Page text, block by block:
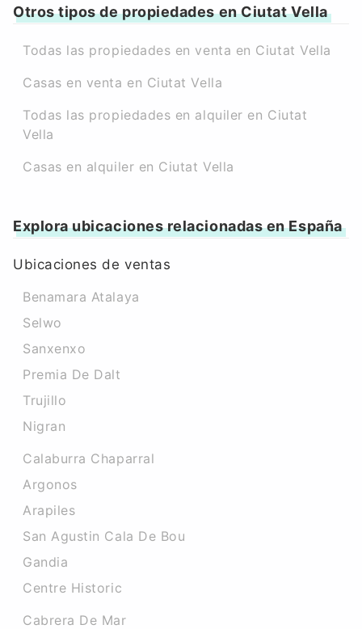
Otros tipos de propiedades en Ciutat Vella
Todas las propiedades en venta en Ciutat Vella
Casas en venta en Ciutat Vella
Todas las propiedades en alquiler en Ciutat
Vella
Casas en alquiler en Ciutat Vella
Explora ubicaciones relacionadas en España
Ubicaciones de ventas
Benamara Atalaya
Selwo
Sanxenxo
Premia De Dalt
Trujillo
Nigran
Calaburra Chaparral
Argonos
Arapiles
San Agustin Cala De Bou
Gandia
Centre Historic
Cabrera De Mar